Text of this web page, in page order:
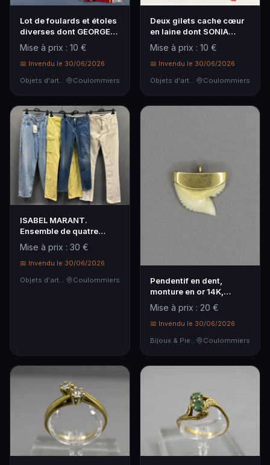
Lot de foulards et étoles
diverses dont GEORGES
RECH… (En l'…
Mise à prix : 10 €
📅 Invendu le 30/06/2026
Objets d'art & Curiosités
Coulommiers
Deux gilets cache cœur
en laine dont SONIA
RYKIEL et ISODIE.
Mise à prix : 10 €
📅 Invendu le 30/06/2026
Objets d'art & Curiosités
Coulommiers
ISABEL MARANT.
Ensemble de quatre
jeans divers modèles.
Mise à prix : 30 €
📅 Invendu le 30/06/2026
Coulommiers
Pendentif en dent,
monture en or 14K,
585/1000, poinçon
coqu…
Mise à prix : 20 €
📅 Invendu le 30/06/2026
Bijoux & Pierres Précieuses
Coulommiers